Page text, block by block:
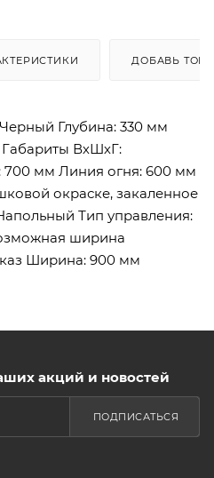
ДОБАВЬ
Глубина: 330 мм
ВхШхГ:
700 мм Линия огня: 600 мм
окраске, закаленное
Тип управления:
ширина
Ширина: 900 мм
акций и новостей
ПОДПИСАТЬСЯ